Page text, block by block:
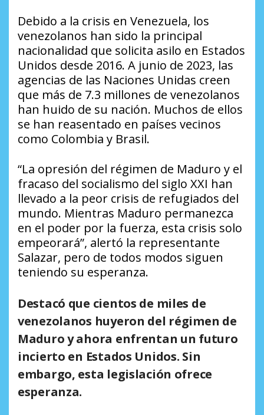
Debido a la crisis en Venezuela, los
venezolanos han sido la principal
nacionalidad que solicita asilo en Estados
Unidos desde 2016. A junio de 2023, las
agencias de las Naciones Unidas creen
que más de 7.3 millones de venezolanos
han huido de su nación. Muchos de ellos
se han reasentado en países vecinos
como Colombia y Brasil.
“La opresión del régimen de Maduro y el
fracaso del socialismo del siglo XXI han
llevado a la peor crisis de refugiados del
mundo. Mientras Maduro permanezca
en el poder por la fuerza, esta crisis solo
empeorará”, alertó la representante
Salazar, pero de todos modos siguen
teniendo su esperanza.
Destacó que cientos de miles de
venezolanos huyeron del régimen de
Maduro y ahora enfrentan un futuro
incierto en Estados Unidos. Sin
embargo, esta legislación ofrece
esperanza.